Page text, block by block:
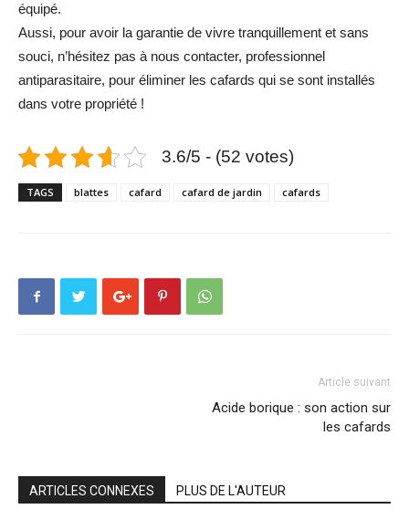
équipé.
Aussi, pour avoir la garantie de vivre tranquillement et sans
souci, n’hésitez pas à nous contacter, professionnel
antiparasitaire, pour éliminer les cafards qui se sont installés
dans votre propriété !
3.6/5 - (52 votes)
TAGS blattes cafard cafard de jardin cafards
Article suivant
Acide borique : son action sur
les cafards
ARTICLES CONNEXES PLUS DE L'AUTEUR